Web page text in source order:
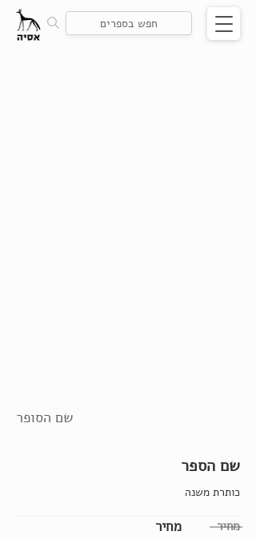
שם הסופר
שם הספר
כותרת משנה
מחיר מחיר